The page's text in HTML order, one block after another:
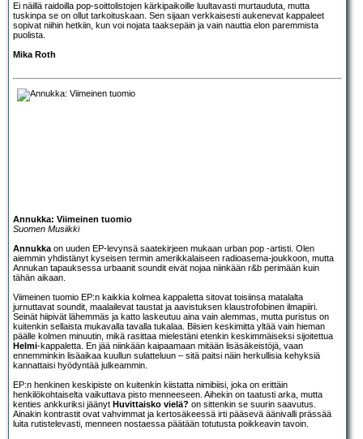
Ei näillä raidoilla pop-soittolistojen kärkipaikoille luultavasti murtauduta, mutta
tuskinpa se on ollut tarkoituskaan. Sen sijaan verkkaisesti aukenevat kappaleet
sopivat niihin hetkiin, kun voi nojata taaksepäin ja vain nauttia elon paremmista
puolista.
Mika Roth
Annukka: Viimeinen tuomio
Suomen Musiikki
Annukka on uuden EP-levynsä saatekirjeen mukaan urban pop -artisti. Olen
aiemmin yhdistänyt kyseisen termin amerikkalaiseen radioasema-joukkoon, mutta
Annukan tapauksessa urbaanit soundit eivät nojaa niinkään r&b perimään kuin
tähän aikaan.
Viimeinen tuomio EP:n kaikkia kolmea kappaletta sitovat toisiinsa matalalta
jurnuttavat soundit, maalailevat taustat ja aavistuksen klaustrofobinen ilmapiiri.
Seinät hiipivät lähemmäs ja katto laskeutuu aina vain alemmas, mutta puristus on
kuitenkin sellaista mukavalla tavalla tukalaa. Biisien keskimitta yltää vain hieman
päälle kolmen minuutin, mikä rasittaa mielestäni etenkin keskimmäiseksi sijoitettua
Helmi-kappaletta. En jää niinkään kaipaamaan mitään lisäsäkeistöjä, vaan
ennemminkin lisäaikaa kuullun sulatteluun – sitä paitsi näin herkullisia kehyksiä
kannattaisi hyödyntää julkeammin.
EP:n henkinen keskipiste on kuitenkin kiistatta nimibiisi, joka on erittäin
henkilökohtaiselta vaikuttava pisto menneeseen. Aihekin on taatusti arka, mutta
kenties ankkuriksi jäänyt Huvittaisko vielä? on sittenkin se suurin saavutus.
Ainakin kontrastit ovat vahvimmat ja kertosäkeessä irti pääsevä äänivalli prässää
luita rutistelevasti, menneen nostaessa päätään totutusta poikkeavin tavoin.